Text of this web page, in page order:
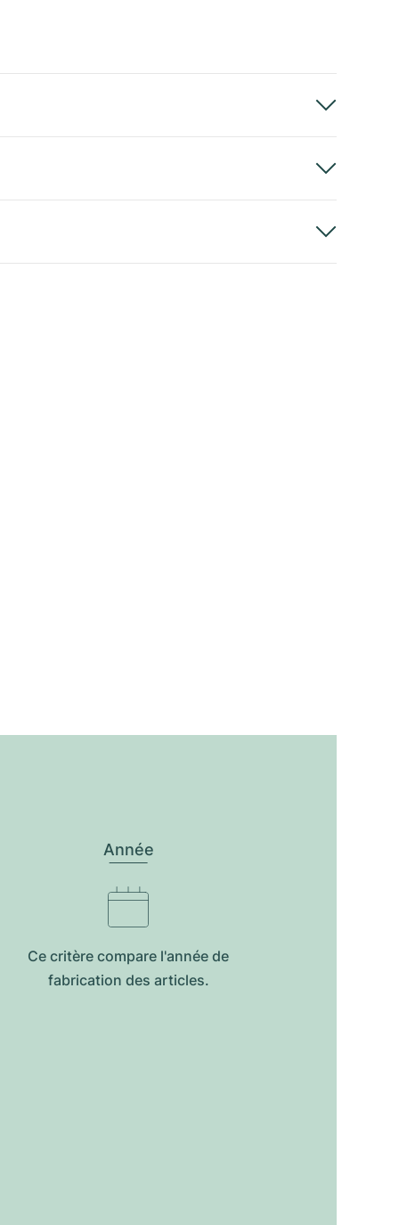
Année
Ce critère compare l'année de
fabrication des articles.